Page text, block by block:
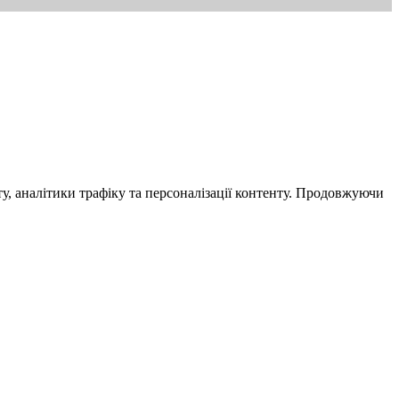
трафіку та персоналізації контенту. Продовжуючи